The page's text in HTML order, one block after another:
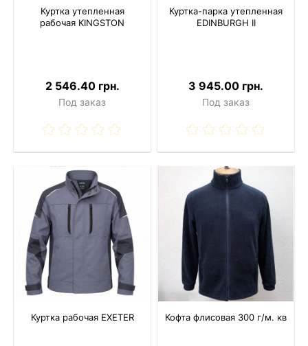
Куртка утепленная
рабочая KINGSTON
2 546.40 грн.
Под заказ
Куртка-парка утепленная
EDINBURGH II
3 945.00 грн.
Под заказ
Куртка рабочая EXETER Кофта флисовая 300 г/м. кв